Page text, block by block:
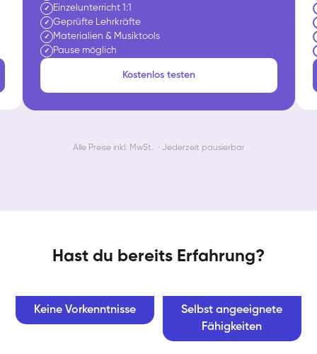
✓ Einzelunterricht 1:1
✓ Geprüfte Lehrkräfte
✓ Materialien & Musiktools
✓ Pause möglich
Kostenlos testen
Alle Preise inkl. MwSt. · Jederzeit pausierbar
Hast du bereits Erfahrung?
Keine Vorkenntnisse
Selbst angeeignete
Fähigkeiten